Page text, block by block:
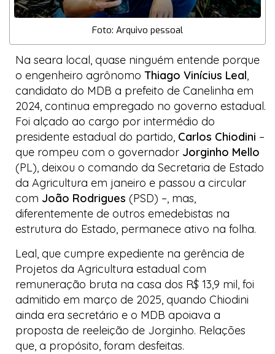
Foto: Arquivo pessoal
Na seara local, quase ninguém entende porque
o engenheiro agrônomo Thiago Vinícius Leal,
candidato do MDB a prefeito de Canelinha em
2024, continua empregado no governo estadual.
Foi alçado ao cargo por intermédio do
presidente estadual do partido, Carlos Chiodini –
que rompeu com o governador Jorginho Mello
(PL), deixou o comando da Secretaria de Estado
da Agricultura em janeiro e passou a circular
com João Rodrigues (PSD) –, mas,
diferentemente de outros emedebistas na
estrutura do Estado, permanece ativo na folha.
Leal, que cumpre expediente na gerência de
Projetos da Agricultura estadual com
remuneração bruta na casa dos R$ 13,9 mil, foi
admitido em março de 2025, quando Chiodini
ainda era secretário e o MDB apoiava a
proposta de reeleição de Jorginho. Relações
que, a propósito, foram desfeitas.